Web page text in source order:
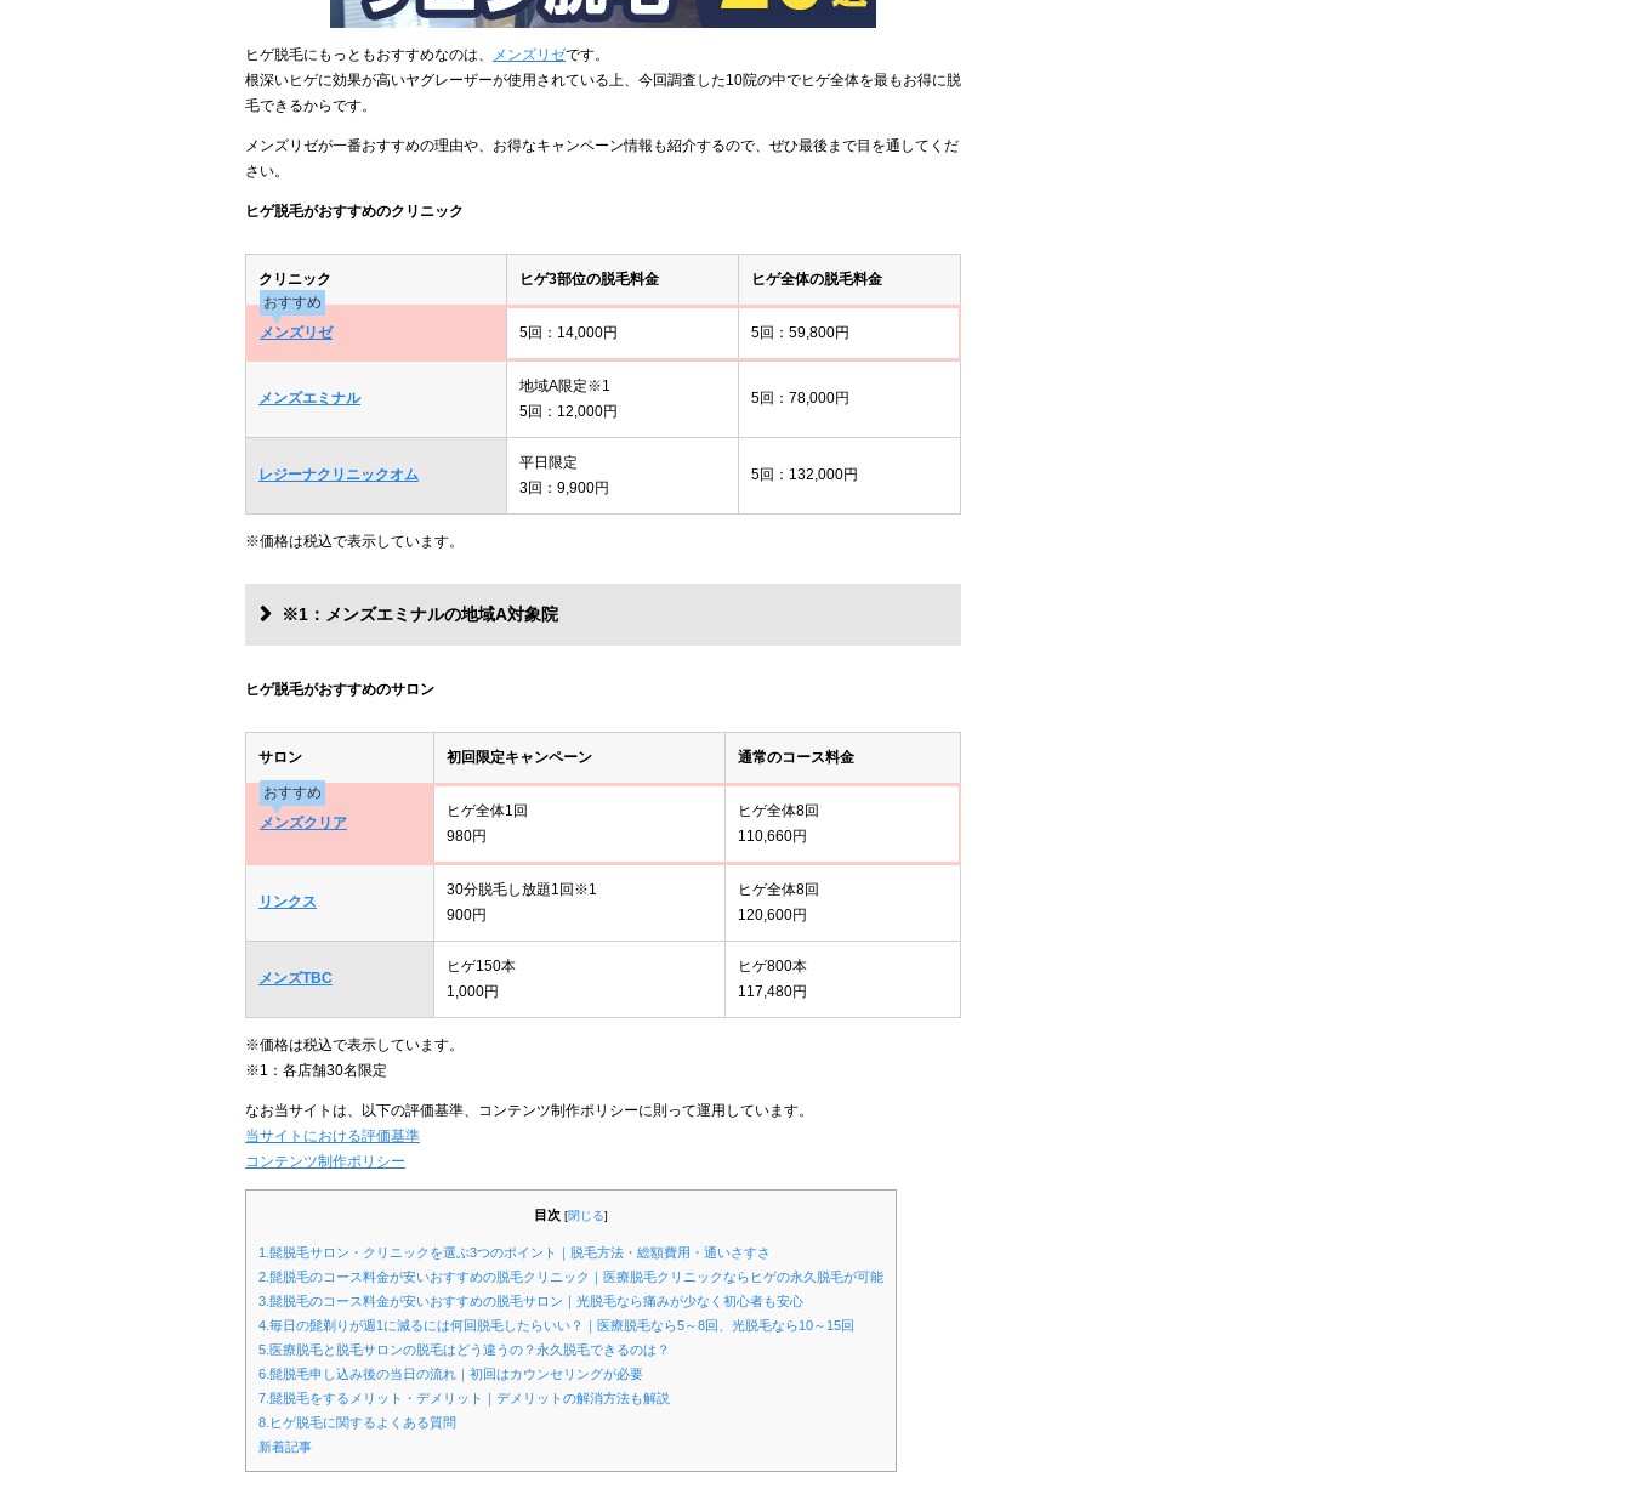
ヒゲ脱毛にもっともおすすめなのは、 メンズリゼです。
根深いヒゲに効果が高いヤグレーザーが使用されている上、今回調査した10院の中でヒゲ全体を最もお得に脱
毛できるからです。
メンズリゼが一番おすすめの理由や、お得なキャンペーン情報も紹介するので、ぜひ最後まで目を通してくだ
さい。
ヒゲ脱毛がおすすめのクリニック
クリニック ヒゲ3部位の脱毛料金
ヒゲ全体の脱毛料金
おすすめ
メンズリゼ
5回：14,000円 5回：59,800円
メンズエミナル
地域A限定※1
5回：12,000円
5回：78,000円
レジーナクリニックオム
平日限定
3回：9,900円
5回：132,000円
※価格は税込で表示しています。
※1：メンズエミナルの地域A対象院
ヒゲ脱毛がおすすめのサロン
サロン 初回限定キャンペーン 通常のコース料金
おすすめ
メンズクリア
ヒゲ全体1回
980円
ヒゲ全体8回
110,660円
リンクス
30分脱毛し放題1回※1
900円
ヒゲ全体8回
120,600円
メンズTBC
ヒゲ150本
1,000円
ヒゲ800本
117,480円
※価格は税込で表示しています。
※1：各店舗30名限定
なお当サイトは、以下の評価基準、コンテンツ制作ポリシーに則って運用しています。
当サイトにおける評価基準
コンテンツ制作ポリシー
目次 [閉じる]
1.髭脱毛サロン・クリニックを選ぶ3つのポイント｜脱毛方法・総額費用・通いさすさ
2.髭脱毛のコース料金が安いおすすめの脱毛クリニック｜医療脱毛クリニックならヒゲの永久脱毛が可能
3.髭脱毛のコース料金が安いおすすめの脱毛サロン｜光脱毛なら痛みが少なく初心者も安心
4.毎日の髭剃りが週1に減るには何回脱毛したらいい？｜医療脱毛なら5～8回、光脱毛なら10～15回
5.医療脱毛と脱毛サロンの脱毛はどう違うの？永久脱毛できるのは？
6.髭脱毛申し込み後の当日の流れ｜初回はカウンセリングが必要
7.髭脱毛をするメリット・デメリット｜デメリットの解消方法も解説
8.ヒゲ脱毛に関するよくある質問
新着記事